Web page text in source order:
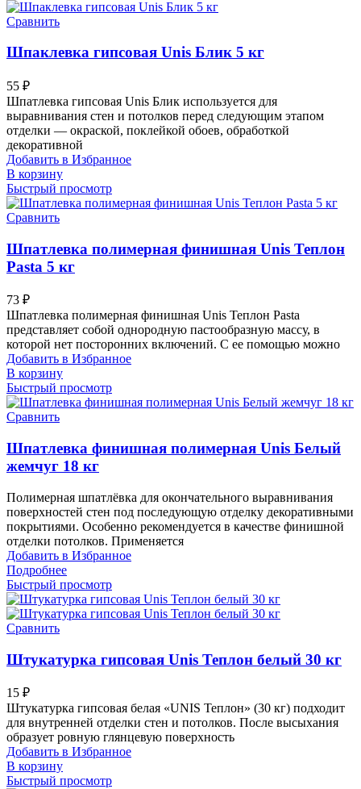
Сравнить
Шпаклевка гипсовая Unis Блик 5 кг
55 ₽
Шпатлевка гипсовая Unis Блик используется для
выравнивания стен и потолков перед следующим этапом
отделки — окраской, поклейкой обоев, обработкой
декоративной
Добавить в Избранное
В корзину
Быстрый просмотр
Сравнить
Шпатлевка полимерная финишная Unis Теплон
Pasta 5 кг
73 ₽
Шпатлевка полимерная финишная Unis Теплон Pasta
представляет собой однородную пастообразную массу, в
которой нет посторонних включений. С ее помощью можно
Добавить в Избранное
В корзину
Быстрый просмотр
Сравнить
Шпатлевка финишная полимерная Unis Белый
жемчуг 18 кг
Полимерная шпатлёвка для окончательного выравнивания
поверхностей стен под последующую отделку декоративными
покрытиями. Особенно рекомендуется в качестве финишной
отделки потолков. Применяется
Добавить в Избранное
Подробнее
Быстрый просмотр
Сравнить
Штукатурка гипсовая Unis Теплон белый 30 кг
15 ₽
Штукатурка гипсовая белая «UNIS Теплон» (30 кг) подходит
для внутренней отделки стен и потолков. После высыхания
образует ровную глянцевую поверхность
Добавить в Избранное
В корзину
Быстрый просмотр